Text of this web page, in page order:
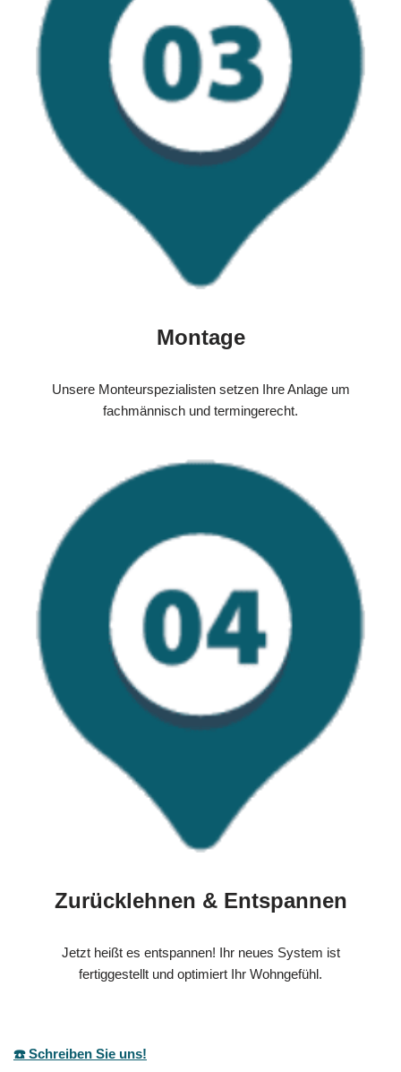
Montage
Unsere Monteurspezialisten setzen Ihre Anlage um
fachmännisch und termingerecht.
Zurücklehnen & Entspannen
Jetzt heißt es entspannen! Ihr neues System ist
fertiggestellt und optimiert Ihr Wohngefühl.
☎️ Schreiben Sie uns!